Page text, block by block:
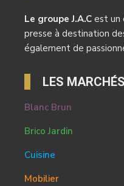
Le groupe J.A.C est un
presse à destination
également de
LES MARCHÉS
Blanc Brun
Brico Jardin
Cuisine
Mobilier